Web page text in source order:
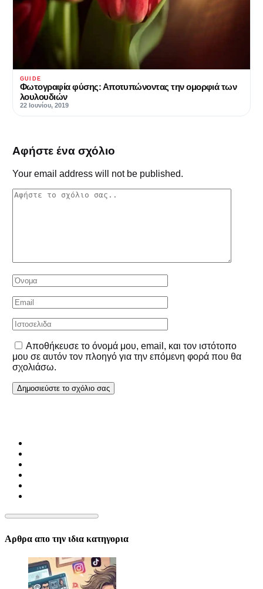
GUIDE
Φωτογραφία φύσης: Αποτυπώνοντας την ομορφιά των
λουλουδιών
22 Ιουνίου, 2019
Αφήστε ένα σχόλιο
Your email address will not be published.
Αποθήκευσε το όνομά μου, email, και τον ιστότοπο
μου σε αυτόν τον πλοηγό για την επόμενη φορά που θα
σχολιάσω.
Αρθρα απο την ιδια κατηγορια